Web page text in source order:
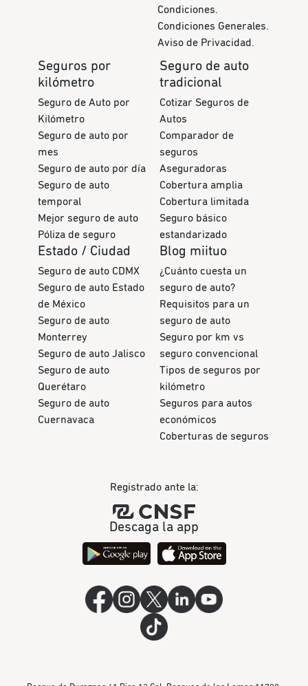
Condiciones.
Condiciones Generales.
Aviso de Privacidad.
Seguros por
kilómetro
Seguro de Auto por
Kilómetro
Seguro de auto por
mes
Seguro de auto por día
Seguro de auto
temporal
Mejor seguro de auto
Póliza de seguro
Seguro de auto
tradicional
Cotizar Seguros de
Autos
Comparador de
seguros
Aseguradoras
Cobertura amplia
Cobertura limitada
Seguro básico
estandarizado
Estado / Ciudad
Seguro de auto CDMX
Seguro de auto Estado
de México
Seguro de auto
Monterrey
Seguro de auto Jalisco
Seguro de auto
Querétaro
Seguro de auto
Cuernavaca
Blog miituo
¿Cuánto cuesta un
seguro de auto?
Requisitos para un
seguro de auto
Seguro por km vs
seguro convencional
Tipos de seguros por
kilómetro
Seguros para autos
económicos
Coberturas de seguros
Registrado ante la:
Descaga la app